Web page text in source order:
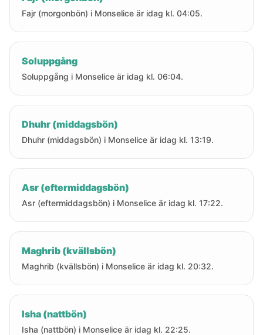
Fajr (morgonbön) i Monselice är idag kl. 04:05.
Soluppgång
Soluppgång i Monselice är idag kl. 06:04.
Dhuhr (middagsbön)
Dhuhr (middagsbön) i Monselice är idag kl. 13:19.
Asr (eftermiddagsbön)
Asr (eftermiddagsbön) i Monselice är idag kl. 17:22.
Maghrib (kvällsbön)
Maghrib (kvällsbön) i Monselice är idag kl. 20:32.
Isha (nattbön)
Isha (nattbön) i Monselice är idag kl. 22:25.